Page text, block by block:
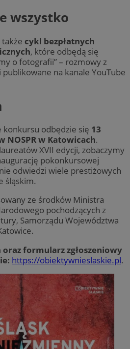
wszystko
cykl bezpłatnych
, które odbędą się
o fotografii” – rozmowy z
na kanale YouTube
konkursu odbędzie się 13
NOSPR w Katowicach.
XVII edycji, zobaczymy
pokonkursowej
odwiedzi wiele prestiżowych
śląskim.
ze środków Ministra
pochodzących z
Samorządu Województwa
oraz formularz zgłoszeniowy
https://obiektywnieslaskie.pl.